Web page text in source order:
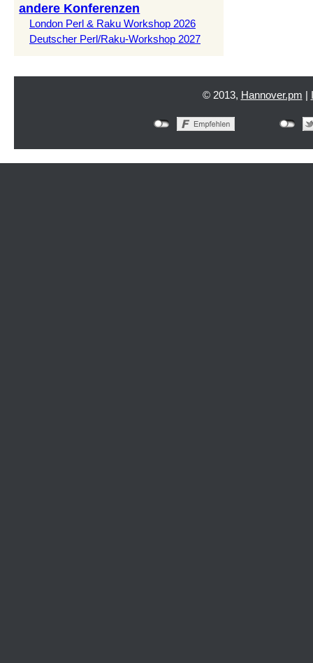
andere Konferenzen
London Perl & Raku Workshop 2026
Deutscher Perl/Raku-Workshop 2027
© 2013, Hannover.pm